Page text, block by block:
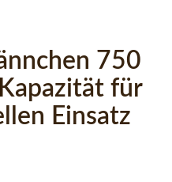
750
für
Einsatz